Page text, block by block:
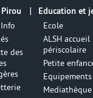
des
Education et
Ecole
ALSH accueil
périscolaire
Petite
Mediathèque